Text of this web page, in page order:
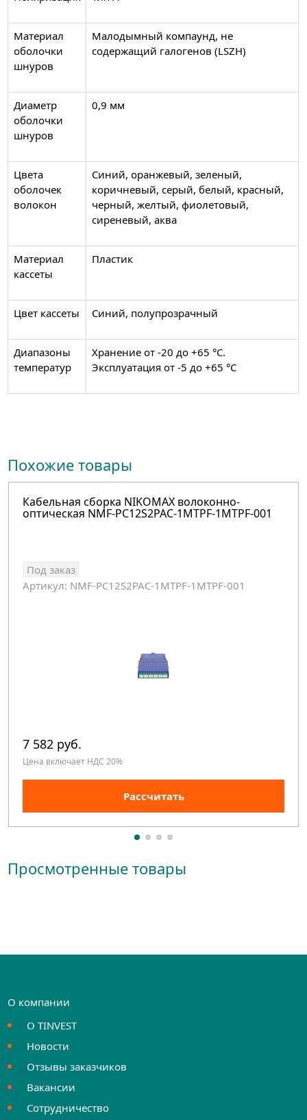
Материал
оболочки
шнуров
Малодымный компаунд, не
содержащий галогенов (LSZH)
Диаметр
оболочки
шнуров
0,9 мм
Цвета
оболочек
волокон
Синий, оранжевый, зеленый,
коричневый, серый, белый, красный,
черный, желтый, фиолетовый,
сиреневый, аква
Материал
кассеты
Пластик
Цвет кассеты Синий, полупрозрачный
Диапазоны
температур
Хранение от -20 до +65 °C.
Эксплуатация от -5 до +65 °C
Похожие товары
Кабельная сборка NIKOMAX волоконно-
оптическая NMF-PC12S2PAC-1MTPF-1MTPF-001
Под заказ
Артикул: NMF-PC12S2PAC-1MTPF-1MTPF-001
7 582 руб.
Цена включает НДС 20%
Рассчитать
Просмотренные товары
О компании
О TINVEST
Новости
Отзывы заказчиков
Вакансии
Сотрудничество